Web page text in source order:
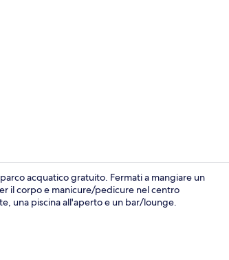
acquatico gratuito. Fermati a mangiare un
il corpo e manicure/pedicure nel centro
una piscina all'aperto e un bar/lounge.